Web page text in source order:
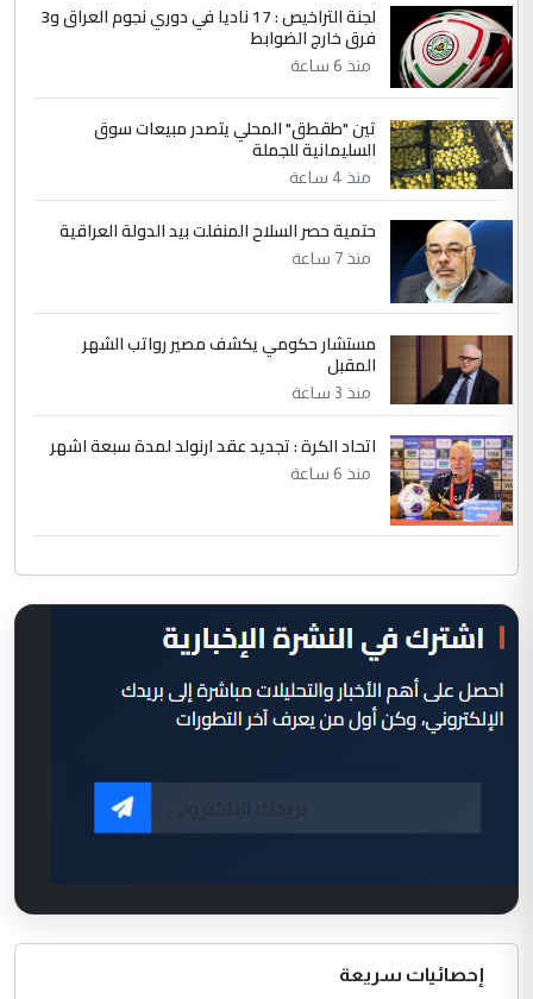
لجنة التراخيص : 17 ناديا في دوري نجوم العراق و3
فرق خارج الضوابط
منذ 6 ساعة
تين "طقطق" المحلي يتصدر مبيعات سوق
السليمانية للجملة
منذ 4 ساعة
حتمية حصر السلاح المنفلت بيد الدولة العراقية
منذ 7 ساعة
مستشار حكومي يكشف مصير رواتب الشهر
المقبل
منذ 3 ساعة
اتحاد الكرة : تجديد عقد ارنولد لمدة سبعة اشهر
منذ 6 ساعة
إحصائيات سريعة